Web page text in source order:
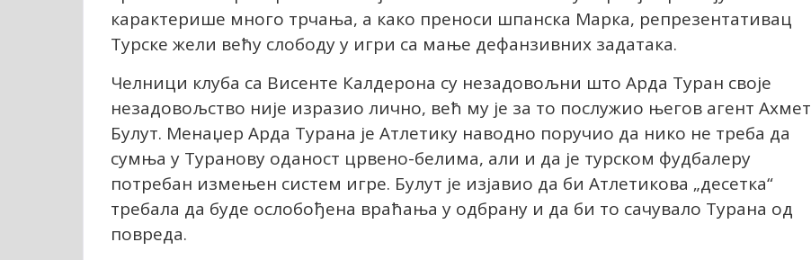
карактерише много трчања, а како преноси шпанска Марка, репрезентативац
Турске жели већу слободу у игри са мање дефанзивних задатака.
Челници клуба са Висенте Калдерона су незадовољни што Арда Туран своје
незадовољство није изразио лично, већ му је за то послужио његов агент Ахмет
Булут. Менаџер Арда Турана је Атлетику наводно поручио да нико не треба да
сумња у Туранову оданост црвено-белима, али и да је турском фудбалеру
потребан измењен систем игре. Булут је изјавио да би Атлетикова „десетка“
требала да буде ослобођена враћања у одбрану и да би то сачувало Турана од
повреда.